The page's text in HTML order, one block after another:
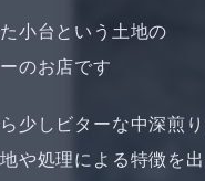
小台という土地の
のお店です
少しビターな中深煎
や処理による特徴を